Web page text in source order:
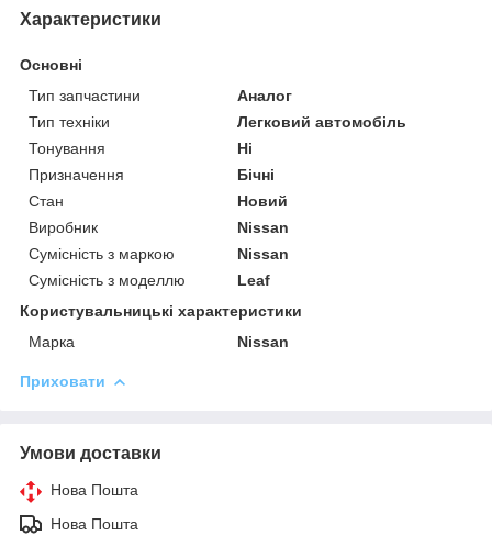
Характеристики
Основні
Тип запчастини
Аналог
Тип техніки
Легковий автомобіль
Тонування
Ні
Призначення
Бічні
Стан
Новий
Виробник
Nissan
Сумісність з маркою
Nissan
Сумісність з моделлю
Leaf
Користувальницькі характеристики
Марка
Nissan
Приховати
Умови доставки
Нова Пошта
Нова Пошта